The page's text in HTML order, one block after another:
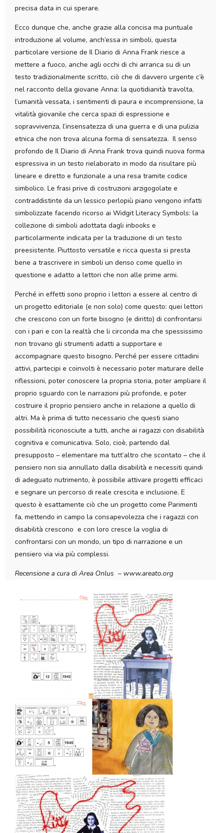
precisa data in cui sperare.
Ecco dunque che, anche grazie alla concisa ma puntuale
introduzione al volume, anch’essa in simboli, questa
particolare versione de Il Diario di Anna Frank riesce a
mettere a fuoco, anche agli occhi di chi arranca su di un
testo tradizionalmente scritto, ciò che di davvero urgente c’è
nel racconto della giovane Anna: la quotidianità travolta,
l’umanità vessata, i sentimenti di paura e incomprensione, la
vitalità giovanile che cerca spazi di espressione e
sopravvivenza, l’insensatezza di una guerra e di una pulizia
etnica che non trova alcuna forma di sensatezza. Il senso
profondo de Il Diario di Anna Frank trova quindi nuova forma
espressiva in un testo rielaborato in modo da risultare più
lineare e diretto e funzionale a una resa tramite codice
simbolico. Le frasi prive di costruzioni arzigogolate e
contraddistinte da un lessico perlopiù piano vengono infatti
simbolizzate facendo ricorso ai Widgit Literacy Symbols: la
collezione di simboli adottata dagli inbooks e
particolarmente indicata per la traduzione di un testo
preesistente. Piuttosto versatile e ricca questa si presta
bene a trascrivere in simboli un denso come quello in
questione e adatto a lettori che non alle prime armi.
Perché in effetti sono proprio i lettori a essere al centro di
un progetto editoriale (e non solo) come questo: quei lettori
che crescono con un forte bisogno (e diritto) di confrontarsi
con i pari e con la realtà che li circonda ma che spessissimo
non trovano gli strumenti adatti a supportare e
accompagnare questo bisogno. Perché per essere cittadini
attivi, partecipi e coinvolti è necessario poter maturare delle
riflessioni, poter conoscere la propria storia, poter ampliare il
proprio sguardo con le narrazioni più profonde, e poter
costruire il proprio pensiero anche in relazione a quello di
altri. Ma è prima di tutto necessario che questi siano
possibilità riconosciute a tutti, anche ai ragazzi con disabilità
cognitiva e comunicativa. Solo, cioè, partendo dal
presupposto – elementare ma tutt’altro che scontato – che il
pensiero non sia annullato dalla disabilità e necessiti quindi
di adeguato nutrimento, è possibile attivare progetti efficaci
e segnare un percorso di reale crescita e inclusione. E
questo è esattamente ciò che un progetto come Parimenti
fa, mettendo in campo la consapevolezza che i ragazzi con
disabilità crescono e con loro cresce la voglia di
confrontarsi con un mondo, un tipo di narrazione e un
pensiero via via più complessi.
Recensione a cura di Area Onlus – www.areato.org